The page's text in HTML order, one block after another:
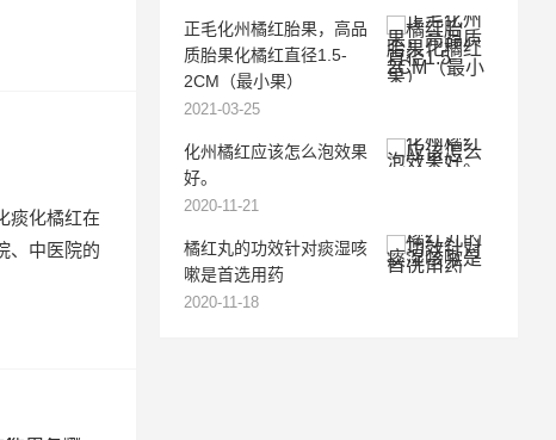
痰化橘红在
、中医院的
正毛化州橘红胎果，高品
质胎果化橘红直径1.5-
2CM（最小果）
2021-03-25
化州橘红应该怎么泡效果
好。
2020-11-21
橘红丸的功效针对痰湿咳
嗽是首选用药
2020-11-18